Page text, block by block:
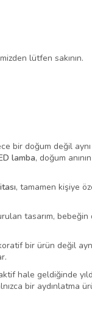
lütfen sakının.
bir doğum değil
lamba, doğum
, tamamen kişiye
tasarım, bebeğin
bir ürün değil
hale geldiğinde
bir aydınlatma